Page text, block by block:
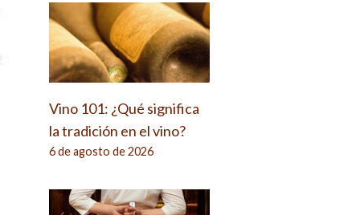
Vino 101: ¿Qué significa
la tradición en el vino?
6 de agosto de 2026